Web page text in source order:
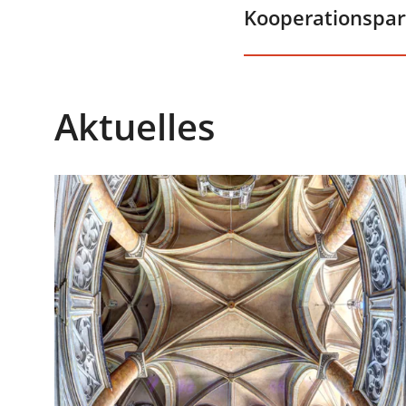
Aktuelles